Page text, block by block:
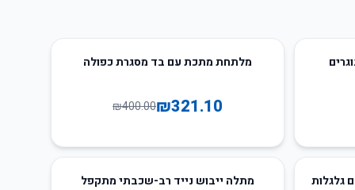
מלתחת מתכת עם בד מסגרת כפולה
₪321.10
₪400.00
גלגלות 35מתלה ייבוש נייד רב-שכבתי מתקפל